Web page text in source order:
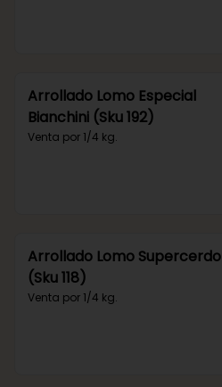
Arrollado Lomo Especial
Bianchini (Sku 192)
Venta por 1/4 kg.
Arrollado Lomo Supercerdo
(Sku 118)
Venta por 1/4 kg.